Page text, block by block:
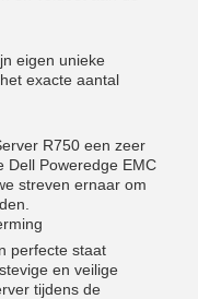
eigen unieke
exacte aantal
R750 een zeer
Dell Poweredge EMC
streven ernaar om
perfecte staat
en veilige
tijdens de